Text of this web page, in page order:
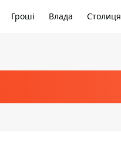
Гроші Влада Столиця